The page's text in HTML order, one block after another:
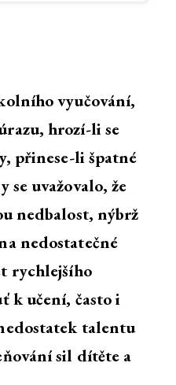
vyučování,
hrozí-li se
přinese-li špatné
se uvažovalo, že
nedbalost, nýbrž
nedostatečné
rychlejšího
k učení, často i
talentu
sil dítěte a